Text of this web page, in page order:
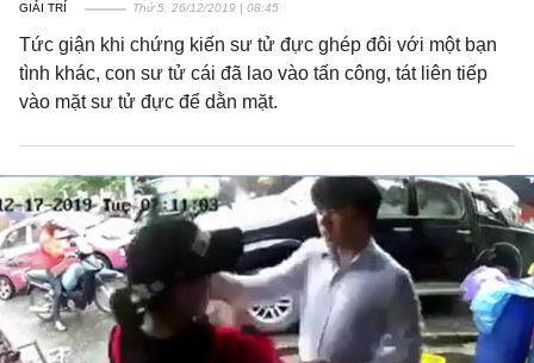
GIẢI TRÍ Thứ 5, 26/12/2019 | 08:45
Tức giận khi chứng kiến sư tử đực ghép đôi với một bạn
tình khác, con sư tử cái đã lao vào tấn công, tát liên tiếp
vào mặt sư tử đực để dằn mặt.